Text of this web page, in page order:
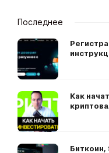
Последнее
Как